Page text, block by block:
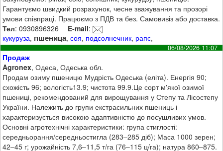
Гарантуємо швидкий розрахунок, чесне зважування та прозорі
умови співпраці. Працюємо з ПДВ та без. Самовивіз або доставка.
Тел: 0930896326 E-mail:
кукуруза, пшеница,соя, подсолнечник, рапс,
06/08/2026 11:07
Продаж
Agronex, Одеса, Одеська обл.
Продам озиму пшеницю Мудрість Одеська (еліта). Енергія 90;
схожість 96; вологість13.9; чистота 99.9.Це сорт м'якої озимої
пшениці, рекомендований для вирощування у Степу та Лісостепу
України. Належить до групи екстрасильних пшениць і
характеризується високою адаптивністю до посушливих умов.
Основні агротехнічні характеристики: група стиглості:
середньорання/середньостигла (283–285 діб); Маса 1000 зерен;
42–45 г; урожайність 7,6–11,5 т/га (76–115 ц/га); натура 860–875.